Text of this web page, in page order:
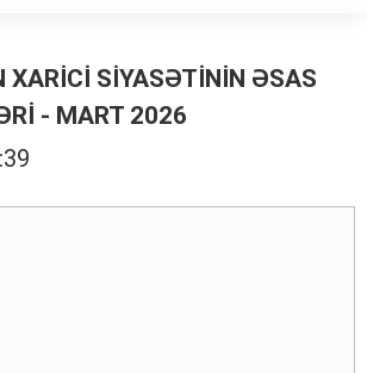
XARİCİ SİYASƏTİNİN ƏSAS
- MART 2026